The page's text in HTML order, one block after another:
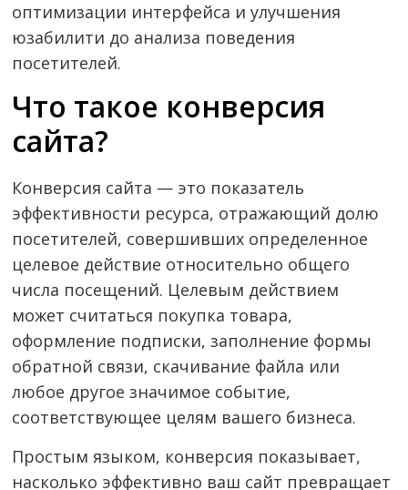
оптимизации интерфейса и улучшения
юзабилити до анализа поведения
посетителей.
Что такое конверсия
сайта?
Конверсия сайта — это показатель
эффективности ресурса, отражающий долю
посетителей, совершивших определенное
целевое действие относительно общего
числа посещений. Целевым действием
может считаться покупка товара,
оформление подписки, заполнение формы
обратной связи, скачивание файла или
любое другое значимое событие,
соответствующее целям вашего бизнеса.
Простым языком, конверсия показывает,
насколько эффективно ваш сайт превращает